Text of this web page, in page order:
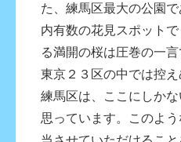
た、練馬区最大の公園
内有数の花見スポット
る満開の桜は圧巻の一言
東京２３区の中では控え
練馬区は、ここにしか
思っています。このよ